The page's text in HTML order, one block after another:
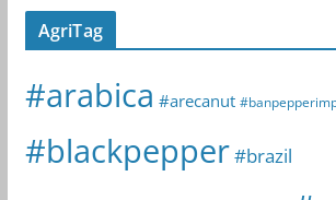
AgriTag
#arabica #arecanut
#blackpepper#brazil